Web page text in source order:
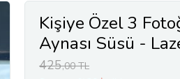
Kişiye Özel 3
Aynası Süsü -
425,00 TL